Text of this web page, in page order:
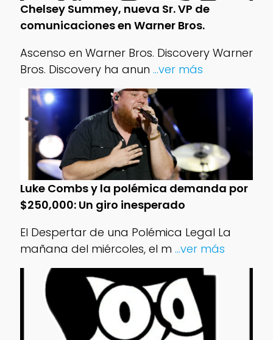
Chelsey Summey, nueva Sr. VP de
comunicaciones en Warner Bros.
Ascenso en Warner Bros. Discovery Warner
Bros. Discovery ha anun ...ver más
Luke Combs y la polémica demanda por
$250,000: Un giro inesperado
El Despertar de una Polémica Legal La
mañana del miércoles, el m ...ver más